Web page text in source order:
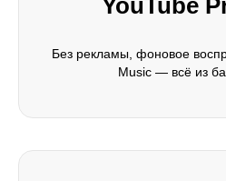
YouTube
Без рекламы, фоновое
Music — всё из